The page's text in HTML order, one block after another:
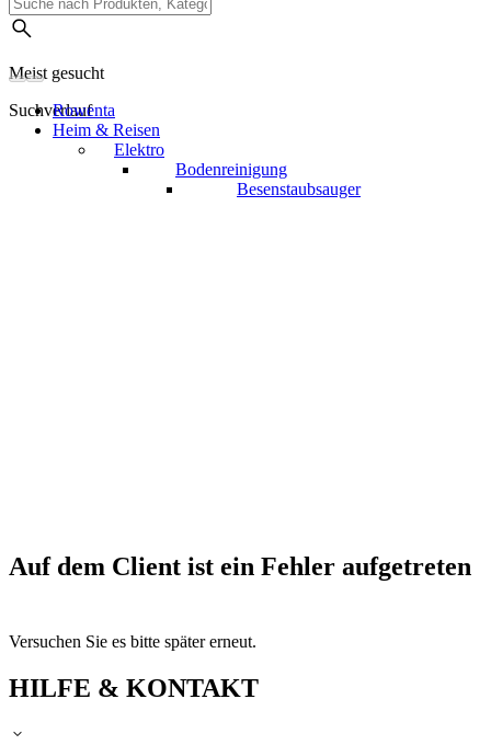
Meist gesucht
Suchverlauf
Rowenta
Heim & Reisen
Elektro
Bodenreinigung
Besenstaubsauger
Auf dem Client ist ein Fehler aufgetreten
Versuchen Sie es bitte später erneut.
HILFE & KONTAKT